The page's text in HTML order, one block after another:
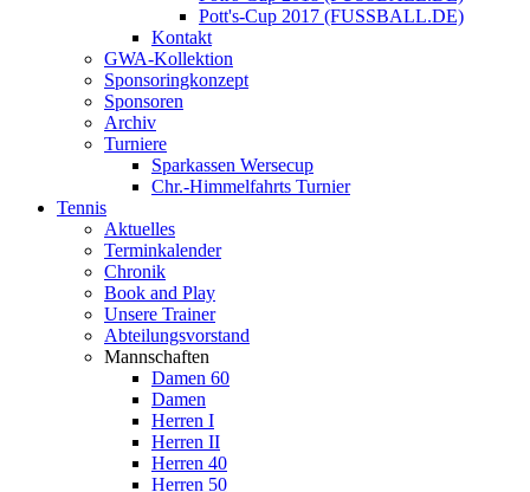
Pott's-Cup 2017 (FUSSBALL.DE)
Kontakt
GWA-Kollektion
Sponsoringkonzept
Sponsoren
Archiv
Turniere
Sparkassen Wersecup
Chr.-Himmelfahrts Turnier
Tennis
Aktuelles
Terminkalender
Chronik
Book and Play
Unsere Trainer
Abteilungsvorstand
Mannschaften
Damen 60
Damen
Herren I
Herren II
Herren 40
Herren 50